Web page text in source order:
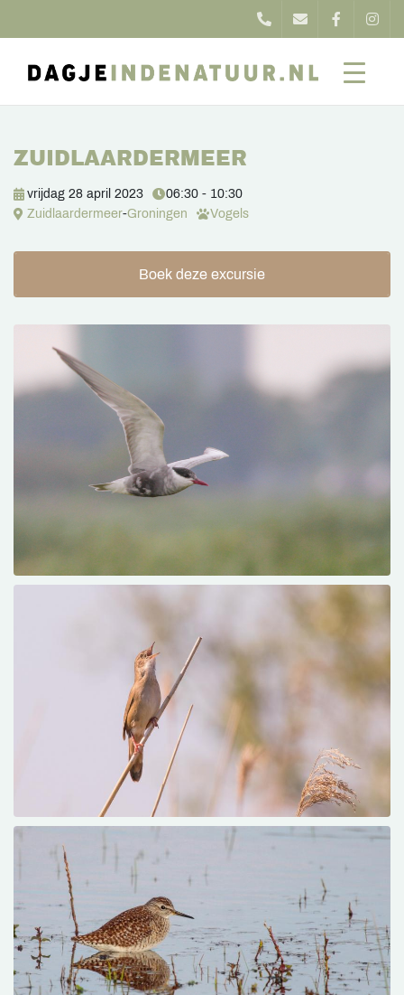
ZUIDLAARDERMEER
vrijdag 28 april 2023
06:30 - 10:30
Zuidlaardermeer-Groningen Vogels
Boek deze excursie